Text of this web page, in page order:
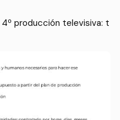
producción televisiva: t